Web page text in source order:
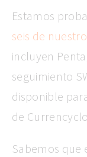
Estamos
seis de
incluyen
seguimiento
disponible
de
Sabemos que